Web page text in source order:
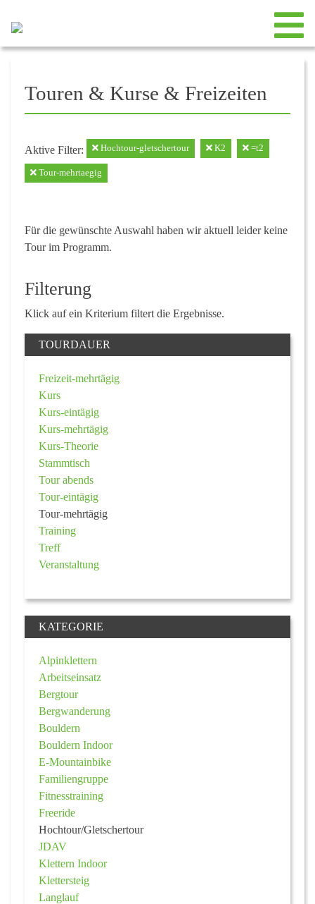
Touren & Kurse & Freizeiten
Aktive Filter: Hochtour-gletschertour K2 =t2
Tour-mehrtaegig
Für die gewünschte Auswahl haben wir aktuell leider keine
Tour im Programm.
Filterung
Klick auf ein Kriterium filtert die Ergebnisse.
TOURDAUER
Freizeit-mehrtägig
Kurs
Kurs-eintägig
Kurs-mehrtägig
Kurs-Theorie
Stammtisch
Tour abends
Tour-eintägig
Tour-mehrtägig
Training
Treff
Veranstaltung
KATEGORIE
Alpinklettern
Arbeitseinsatz
Bergtour
Bergwanderung
Bouldern
Bouldern Indoor
E-Mountainbike
Familiengruppe
Fitnesstraining
Freeride
Hochtour/Gletschertour
JDAV
Klettern Indoor
Klettersteig
Langlauf